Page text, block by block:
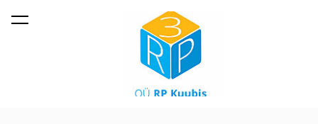
lisati ostukorvi. Vaata ostukorvi